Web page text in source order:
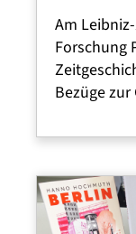
Am
Forschung
Bezüge